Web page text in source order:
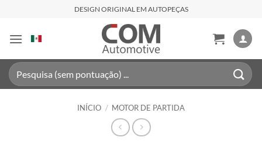
content
DESIGN ORIGINAL EM AUTOPEÇAS
Pesquisar
por:
INÍCIO / MOTOR DE PARTIDA